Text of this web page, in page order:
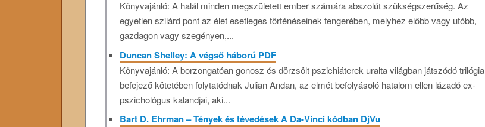
Könyvajánló: A halál minden megszületett ember számára abszolút szükségszerűség. Az
egyetlen szilárd pont az élet esetleges történéseinek tengerében, melyhez előbb vagy utóbb,
gazdagon vagy szegényen,...
Duncan Shelley: A végső háború PDF
Könyvajánló: A borzongatóan gonosz és dörzsölt pszichiáterek uralta világban játszódó trilógia
befejező kötetében folytatódnak Julian Andan, az elmét befolyásoló hatalom ellen lázadó ex-
pszichológus kalandjai, aki...
Bart D. Ehrman – Tények és tévedések A Da-Vinci kódban DjVu